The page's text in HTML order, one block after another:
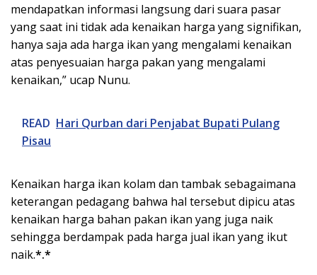
mendapatkan informasi langsung dari suara pasar
yang saat ini tidak ada kenaikan harga yang signifikan,
hanya saja ada harga ikan yang mengalami kenaikan
atas penyesuaian harga pakan yang mengalami
kenaikan,” ucap Nunu.
READ Hari Qurban dari Penjabat Bupati Pulang
Pisau
Kenaikan harga ikan kolam dan tambak sebagaimana
keterangan pedagang bahwa hal tersebut dipicu atas
kenaikan harga bahan pakan ikan yang juga naik
sehingga berdampak pada harga jual ikan yang ikut
naik.*.*